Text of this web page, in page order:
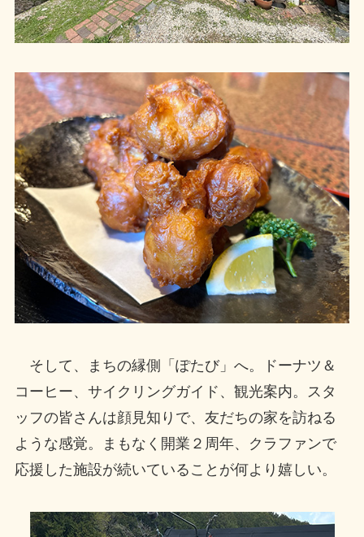
そして、まちの縁側「ぽたび」へ。ドーナツ＆
コーヒー、サイクリングガイド、観光案内。スタ
ッフの皆さんは顔見知りで、友だちの家を訪ねる
ような感覚。まもなく開業２周年、クラファンで
応援した施設が続いていることが何より嬉しい。